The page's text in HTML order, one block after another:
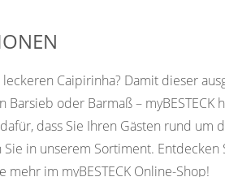
Caipirinha? Damit dieser
oder Barmaß –
dass Sie Ihren Gästen rund um
in unserem Sortiment.
im myBESTECK Online-Shop!